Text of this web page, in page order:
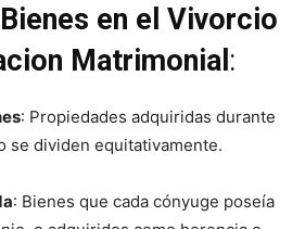
en el Vivorcio
Matrimonial :
: Propiedades adquiridas durante
se dividen equitativamente.
: Bienes que cada cónyuge poseía